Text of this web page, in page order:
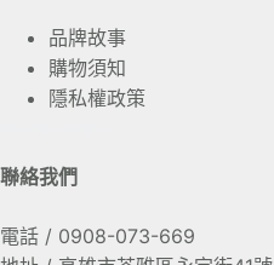
品牌故事
購物須知
隱私權政策
聯絡我們
電話 / 0908-073-669